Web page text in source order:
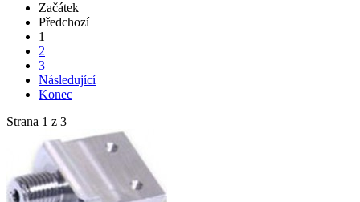
Začátek
Předchozí
1
2
3
Následující
Konec
Strana 1 z 3